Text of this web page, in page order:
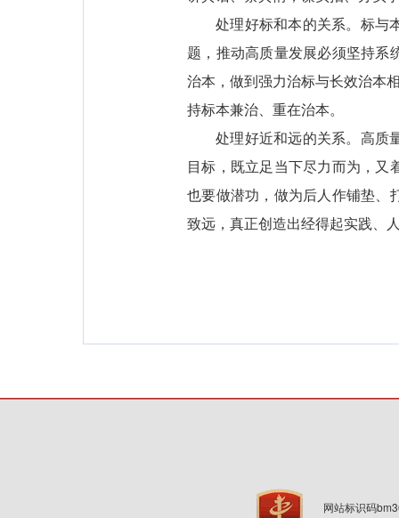
处理好标和本的关系。标与
题，推动高质量发展必须坚持系
治本，做到强力治标与长效治本
持标本兼治、重在治本。
处理好近和远的关系。高质
目标，既立足当下尽力而为，又
也要做潜功，做为后人作铺垫、
致远，真正创造出经得起实践、
网站标识码